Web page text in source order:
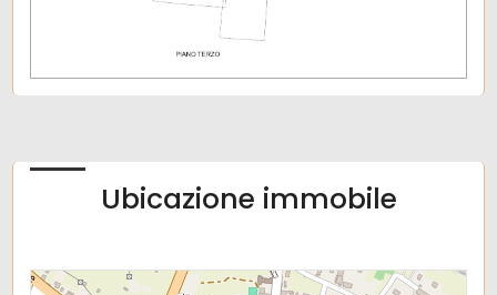
Uffici postali
Ubicazione immobile